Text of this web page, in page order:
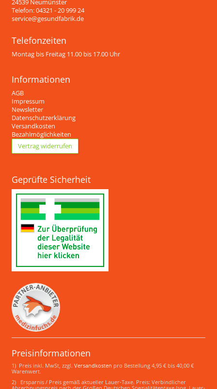
24539 Neumünster
Telefon: 04321 - 20 999 24
service@gesundfabrik.de
Telefonzeiten
Montag bis Freitag 11.00 bis 17.00 Uhr
Informationen
AGB
Impressum
Newsletter
Datenschutzerklärung
Versandkosten
Bezahlmöglichkeiten
Vertrag widerrufen
Geprüfte Sicherheit
Preisinformationen
1) Preis inkl. MwSt, zzgl. Versandkosten pro Bestellung 4,95 € bis 40,00 €
Warenwert.
2) Ersparnis / Preis gemäß aktueller Lauer-Taxe. Preis: Verbindlicher